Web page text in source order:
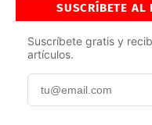
SUSCRÍBETE AL
Suscríbete gratis y
artículos.